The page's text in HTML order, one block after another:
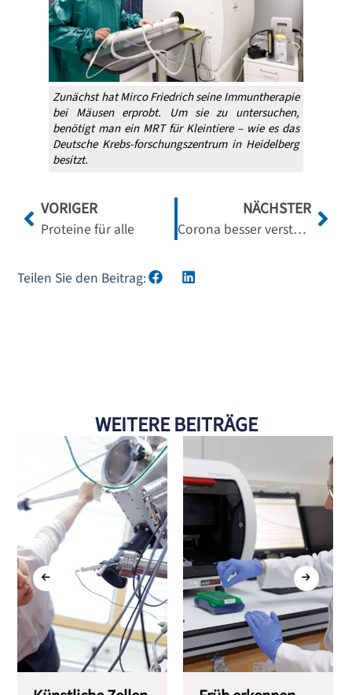
Zunächst hat Mirco Friedrich seine Immuntherapie
bei Mäusen erprobt. Um sie zu untersuchen,
benötigt man ein MRT für Kleintiere – wie es das
Deutsche Krebs-forschungszentrum in Heidelberg
besitzt.
VORIGER
Proteine für alle
NÄCHSTER
Corona besser verstehen
Teilen Sie den Beitrag:
WEITERE BEITRÄGE